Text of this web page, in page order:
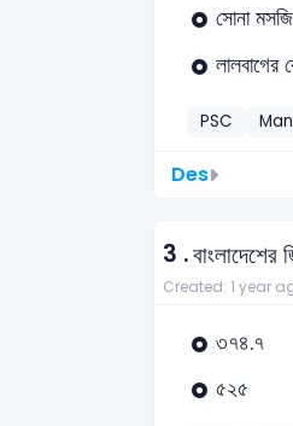
সোনা
লালবাগের
PSC
Des
3 .বাংলাদেশের
Created: 1 year
৩৭৪.৭
৫২৫